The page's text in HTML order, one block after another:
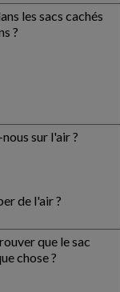
les sacs cachés
?
sur l'air ?
de l'air ?
que le sac
chose ?